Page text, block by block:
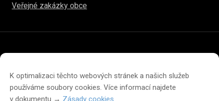
K optimalizaci těchto webových stránek a našich služeb
používáme soubory cookies. Více informací najdete
v dokumentu → Zásady cookies
Veřejné zakázky obce
Prohlášení o přístupnosti
Prohlášení o ochraně soukromí
Zásady cookies (EU)